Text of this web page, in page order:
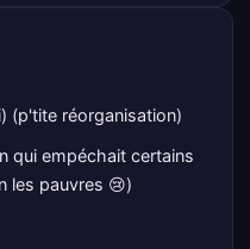
(p'tite réorganisation)
qui empéchait certains
les pauvres 😢)